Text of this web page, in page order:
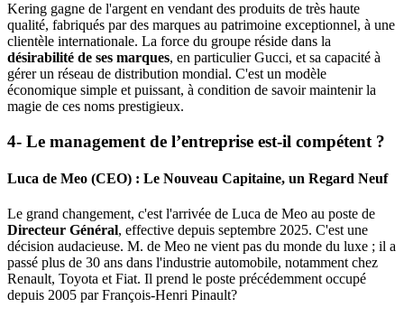
Kering gagne de l'argent en vendant des produits de très haute
qualité, fabriqués par des marques au patrimoine exceptionnel, à une
clientèle internationale. La force du groupe réside dans la
désirabilité de ses marques, en particulier Gucci, et sa capacité à
gérer un réseau de distribution mondial. C'est un modèle
économique simple et puissant, à condition de savoir maintenir la
magie de ces noms prestigieux.
4- Le management de l’entreprise est-il compétent ?
Luca de Meo (CEO) : Le Nouveau Capitaine, un Regard Neuf
Le grand changement, c'est l'arrivée de Luca de Meo au poste de
Directeur Général, effective depuis septembre 2025. C'est une
décision audacieuse. M. de Meo ne vient pas du monde du luxe ; il a
passé plus de 30 ans dans l'industrie automobile, notamment chez
Renault, Toyota et Fiat. Il prend le poste précédemment occupé
depuis 2005 par François-Henri Pinault?